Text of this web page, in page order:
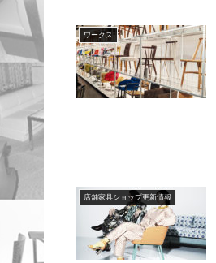
ワークス
店舗家具ショップ更新情報